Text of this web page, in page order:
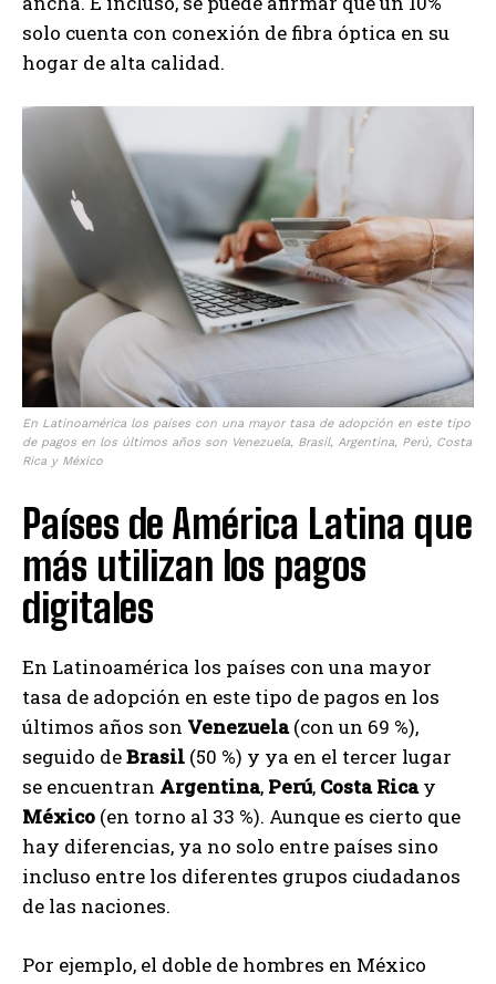
solo cuenta con conexión de fibra óptica en su
hogar de alta calidad.
En Latinoamérica los países con una mayor tasa de adopción en este tipo
de pagos en los últimos años son Venezuela, Brasil, Argentina, Perú, Costa
Rica y México
Países de América Latina que
más utilizan los pagos
digitales
En Latinoamérica los países con una mayor
tasa de adopción en este tipo de pagos en los
últimos años son Venezuela(con un 69 %),
seguido deBrasil (50 %) y ya en el tercer lugar
se encuentran Argentina, Perú, Costa Ricay
México (en torno al 33 %). Aunque es cierto que
hay diferencias, ya no solo entre países sino
incluso entre los diferentes grupos ciudadanos
de las naciones.
Por ejemplo, el doble de hombres en México